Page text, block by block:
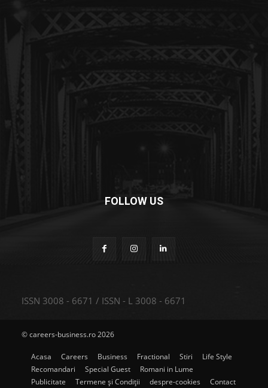
FOLLOW US
ISSN 3008 - 6671 / ISSN - L 3008 - 6671
© careers-business.ro 2026
Acasa Careers Business Fractional Stiri
Life Style
Recomandari
Special Guest
Romani in Lume
Publicitate
Termene și Condiții despre-cookies Contact